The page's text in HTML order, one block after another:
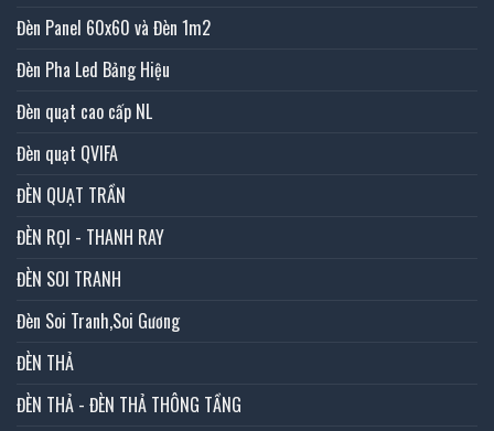
Đèn Panel 60x60 và Đèn 1m2
Đèn Pha Led Bảng Hiệu
Đèn quạt cao cấp NL
Đèn quạt QVIFA
ĐÈN QUẠT TRẦN
ĐÈN RỌI - THANH RAY
ĐÈN SOI TRANH
Đèn Soi Tranh,Soi Gương
ĐÈN THẢ
ĐÈN THẢ - ĐÈN THẢ THÔNG TẦNG